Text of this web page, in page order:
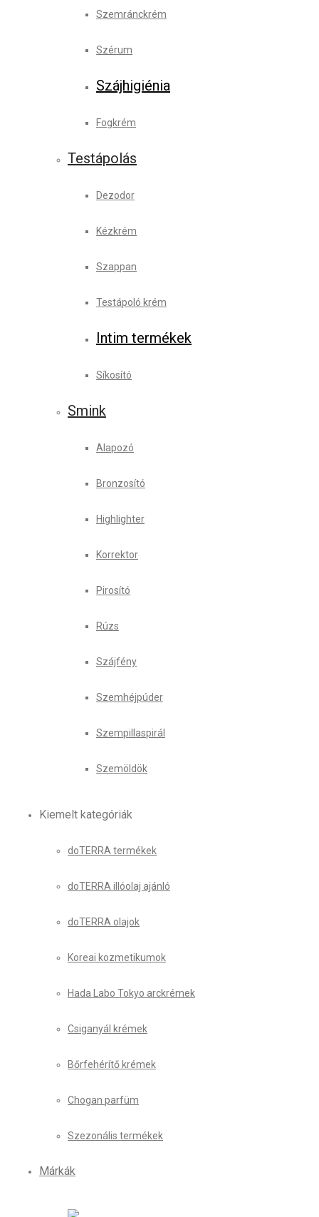
Szemránckrém
Szérum
Szájhigiénia
Fogkrém
Testápolás
Dezodor
Kézkrém
Szappan
Testápoló krém
Intim termékek
Síkosító
Smink
Alapozó
Bronzosító
Highlighter
Korrektor
Pirosító
Rúzs
Szájfény
Szemhéjpúder
Szempillaspirál
Szemöldök
Kiemelt kategóriák
doTERRA termékek
doTERRA illóolaj ajánló
doTERRA olajok
Koreai kozmetikumok
Hada Labo Tokyo arckrémek
Csiganyál krémek
Bőrfehérítő krémek
Chogan parfüm
Szezonális termékek
Márkák